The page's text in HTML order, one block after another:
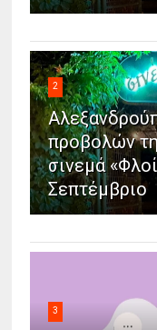
2
προβολών
σινεμά
Σεπτέμβριο
3